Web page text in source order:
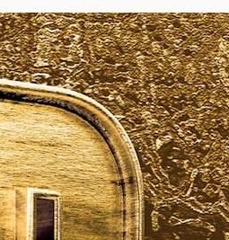
品
アシスタント
画像生成ツール
動画生成ツール
音声合成ツール
はじめに
Academy
ドキュメント
サポート
利用規約
プライバシーポ